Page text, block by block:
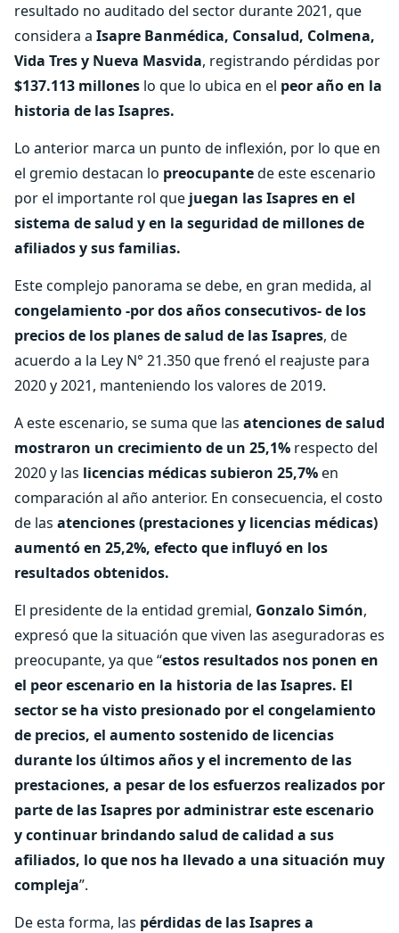
resultado no auditado del sector durante 2021, que
considera a Isapre Banmédica, Consalud, Colmena,
Vida Tres y Nueva Masvida, registrando pérdidas por
$137.113 millones lo que lo ubica en el peor año en la
historia de las Isapres.
Lo anterior marca un punto de inflexión, por lo que en
el gremio destacan lo preocupantede este escenario
por el importante rol que juegan las Isapres en el
sistema de salud y en la seguridad de millones de
afiliados y sus familias.
Este complejo panorama se debe, en gran medida, al
congelamiento -por dos años consecutivos- de los
precios de los planes de salud de las Isapres, de
acuerdo a la Ley N° 21.350 que frenó el reajuste para
2020 y 2021, manteniendo los valores de 2019.
A este escenario, se suma que las atenciones de salud
mostraron un crecimiento de un 25,1% respecto del
2020 y las licencias médicas subieron 25,7%en
comparación al año anterior. En consecuencia, el costo
de las atenciones (prestaciones y licencias médicas)
aumentó en 25,2%, efecto que influyó en los
resultados obtenidos.
El presidente de la entidad gremial, Gonzalo Simón,
expresó que la situación que viven las aseguradoras es
preocupante, ya que “estos resultados nos ponen en
el peor escenario en la historia de las Isapres. El
sector se ha visto presionado por el congelamiento
de precios, el aumento sostenido de licencias
durante los últimos años y el incremento de las
prestaciones, a pesar de los esfuerzos realizados por
parte de las Isapres por administrar este escenario
y continuar brindando salud de calidad a sus
afiliados, lo que nos ha llevado a una situación muy
compleja”.
De esta forma, las pérdidas de las Isapres a